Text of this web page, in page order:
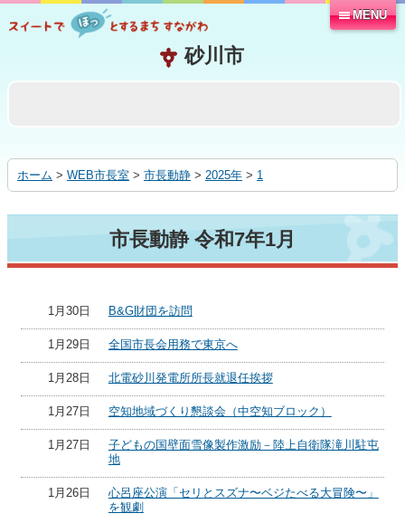
る
MENU
ホーム > WEB市長室 > 市長動静 > 2025年 > 1
市長動静 令和7年1月
1月30日 B&G財団を訪問
1月29日 全国市長会用務で東京へ
1月28日 北電砂川発電所所長就退任挨拶
1月27日 空知地域づくり懇談会（中空知ブロック）
1月27日
子どもの国壁面雪像製作激励－陸上自衛隊滝川駐屯
地
1月26日
心呂座公演「セリとスズナ〜ベジたべる大冒険〜」
を観劇